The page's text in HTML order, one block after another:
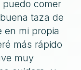
puedo comer
taza de
en mi propia
más rápido
muy